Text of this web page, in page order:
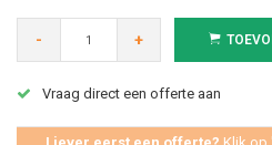
- +
Vraag direct een offerte aan